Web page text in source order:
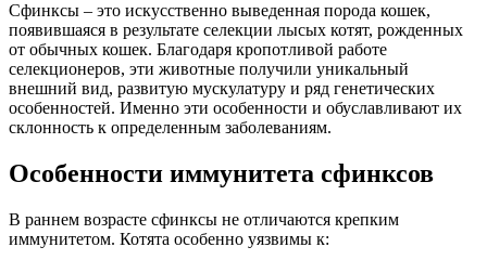
Сфинксы – это искусственно выведенная порода кошек,
появившаяся в результате селекции лысых котят, рожденных
от обычных кошек. Благодаря кропотливой работе
селекционеров, эти животные получили уникальный
внешний вид, развитую мускулатуру и ряд генетических
особенностей. Именно эти особенности и обуславливают их
склонность к определенным заболеваниям.
Особенности иммунитета сфинксов
В раннем возрасте сфинксы не отличаются крепким
иммунитетом. Котята особенно уязвимы к: